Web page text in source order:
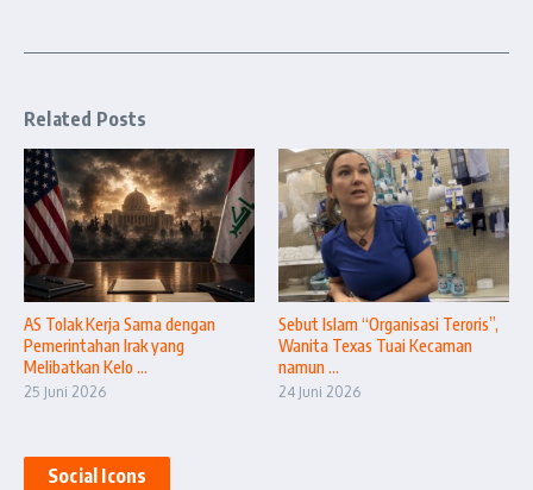
Related Posts
AS Tolak Kerja Sama dengan
Pemerintahan Irak yang
Melibatkan Kelo ...
25 Juni 2026
Sebut Islam “Organisasi Teroris”,
Wanita Texas Tuai Kecaman
namun ...
24 Juni 2026
Social Icons